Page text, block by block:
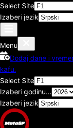
Select Site
Izaberi jezik
Menu
Dodaj dane i
kafu.
Select Site
Izaberi godinu…
Izaberi jezik